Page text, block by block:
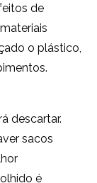
de
o plástico,
descartar.
sacos
é